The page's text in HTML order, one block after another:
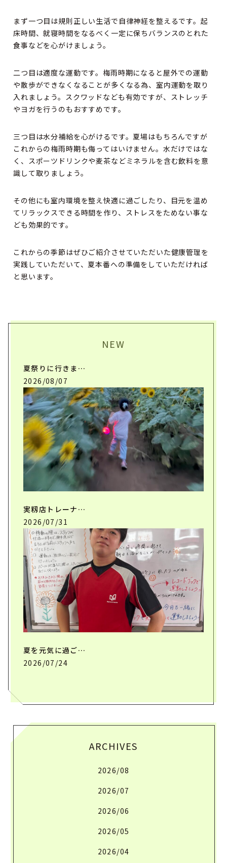
まず一つ目は規則正しい生活で自律神経を整えるです。起
床時間、就寝時間をなるべく一定に保ちバランスのとれた
食事などを心がけましょう。
二つ目は適度な運動です。梅雨時期になると屋外での運動
や散歩ができなくなることが多くなる為、室内運動を取り
入れましょう。スクワッドなども有効ですが、ストレッチ
やヨガを行うのもおすすめです。
三つ目は水分補給を心がけるです。夏場はもちろんですが
これからの梅雨時期も侮ってはいけません。水だけではな
く、スポーツドリンクや麦茶などミネラルを含む飲料を意
識して取りましょう。
その他にも室内環境を整え快適に過ごしたり、目元を温め
てリラックスできる時間を作り、ストレスをためない事な
ども効果的です。
これからの季節はぜひご紹介させていただいた健康管理を
実践していただいて、夏本番への準備をしていただければ
と思います。
NEW
夏祭りに行きま…
2026/08/07
実籾店トレーナ…
2026/07/31
夏を元気に過ご…
2026/07/24
ARCHIVES
2026/08
2026/07
2026/06
2026/05
2026/04